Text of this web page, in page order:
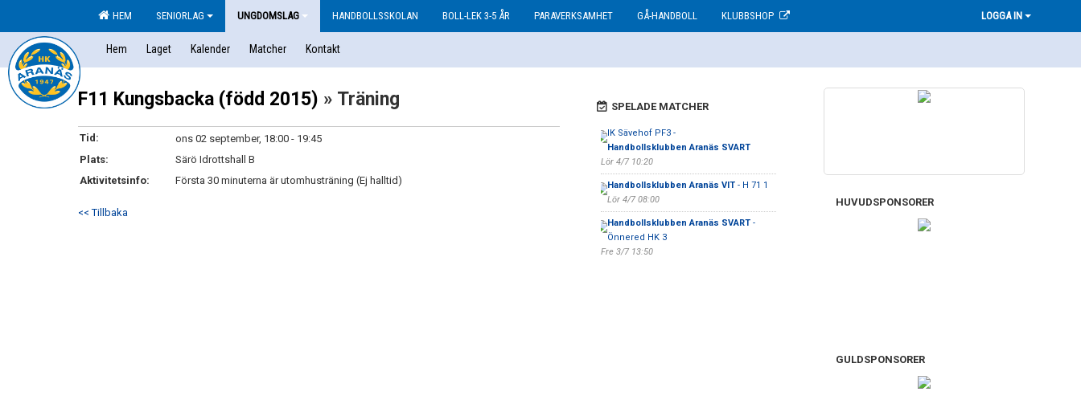
HEM SENIORLAG UNGDOMSLAG HANDBOLLSSKOLAN BOLL-LEK 3-5 ÅR PARAVERKSAMHET GÅ-HANDBOLL KLUBBSHOP LOGGA IN
Hem Laget Kalender Matcher Kontakt
F11 Kungsbacka (född 2015) » Träning
Tid:
ons 02 september, 18:00 - 19:45
Plats:
Särö Idrottshall B
Aktivitetsinfo:
Första 30 minuterna är utomhusträning (Ej halltid)
<< Tillbaka
SPELADE MATCHER
IK Sävehof PF3 -
Handbollsklubben Aranäs SVART
Lör 4/7 10:20
Handbollsklubben Aranäs VIT- H 71 1
Lör 4/7 08:00
Handbollsklubben Aranäs SVART-
Önnered HK 3
Fre 3/7 13:50
HUVUDSPONSORER
GULDSPONSORER